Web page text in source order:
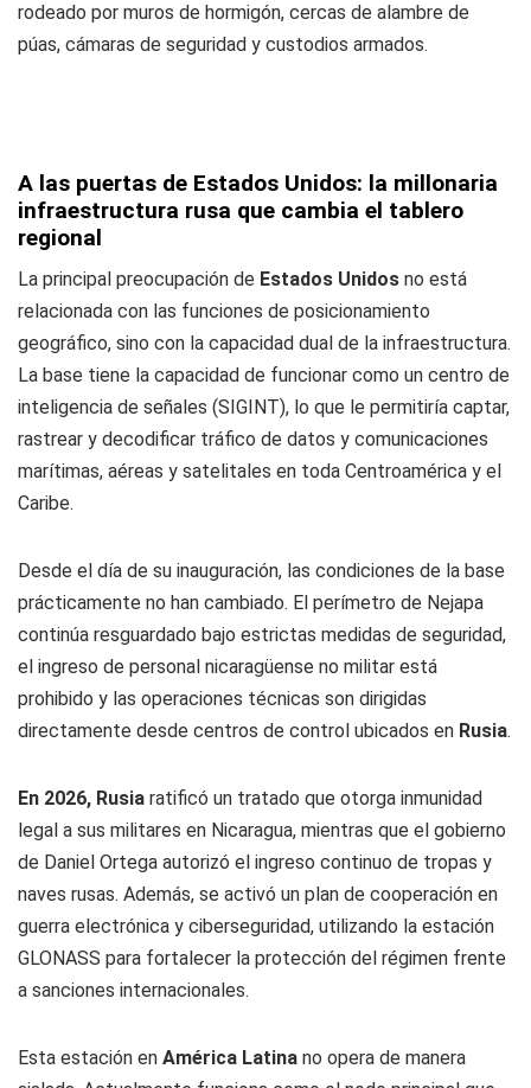
rodeado por muros de hormigón, cercas de alambre de
púas, cámaras de seguridad y custodios armados.
A las puertas de Estados Unidos: la millonaria
infraestructura rusa que cambia el tablero
regional
La principal preocupación de Estados Unidos no está
relacionada con las funciones de posicionamiento
geográfico, sino con la capacidad dual de la infraestructura.
La base tiene la capacidad de funcionar como un centro de
inteligencia de señales (SIGINT), lo que le permitiría captar,
rastrear y decodificar tráfico de datos y comunicaciones
marítimas, aéreas y satelitales en toda Centroamérica y el
Caribe.
Desde el día de su inauguración, las condiciones de la base
prácticamente no han cambiado. El perímetro de Nejapa
continúa resguardado bajo estrictas medidas de seguridad,
el ingreso de personal nicaragüense no militar está
prohibido y las operaciones técnicas son dirigidas
directamente desde centros de control ubicados en Rusia.
En 2026, Rusia ratificó un tratado que otorga inmunidad
legal a sus militares en Nicaragua, mientras que el gobierno
de Daniel Ortega autorizó el ingreso continuo de tropas y
naves rusas. Además, se activó un plan de cooperación en
guerra electrónica y ciberseguridad, utilizando la estación
GLONASS para fortalecer la protección del régimen frente
a sanciones internacionales.
Esta estación en América Latina no opera de manera